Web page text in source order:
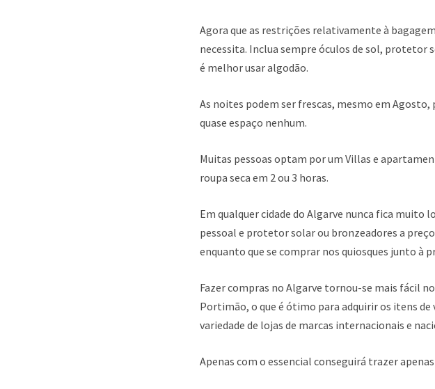
Agora que as restrições relativamente à
necessita. Inclua sempre óculos de sol, protetor
é melhor usar algodão.
As noites podem ser frescas, mesmo em
quase espaço nenhum.
Muitas pessoas optam por um Villas e
roupa seca em 2 ou 3 horas.
Em qualquer cidade do Algarve nunca fica muito
pessoal e protetor solar ou bronzeadores a
enquanto que se comprar nos quiosques junto à
Fazer compras no Algarve tornou-se mais fácil
Portimão, o que é ótimo para adquirir os itens
variedade de lojas de marcas internacionais e
Apenas com o essencial conseguirá trazer